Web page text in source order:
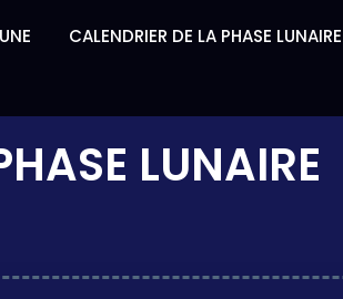
CALENDRIER DE LA PHASE LUNAIRE
LUNAIRE